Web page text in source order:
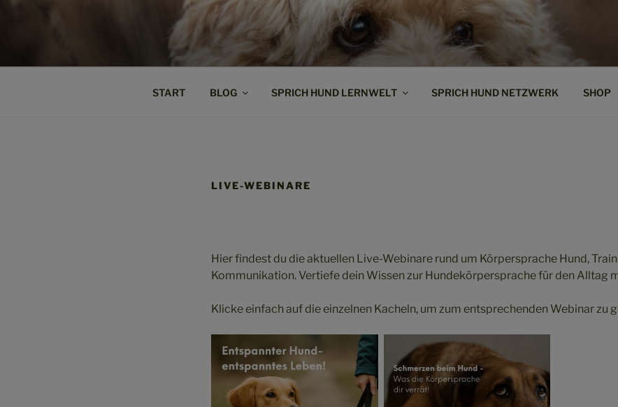
SPRICH HUND!
Weil Verstehen der Anfang von Vertrauen ist
START BLOG SPRICH HUND LERNWELT SPRICH HUND NETZWERK SHOP
LIVE-WEBINARE
Hier findest du die aktuellen Live-Webinare rund um Körpersprache Hund,
Kommunikation. Vertiefe dein Wissen zur Hundekörpersprache für den Alltag
Klicke einfach auf die einzelnen Kacheln, um zum entsprechenden Webinar zu